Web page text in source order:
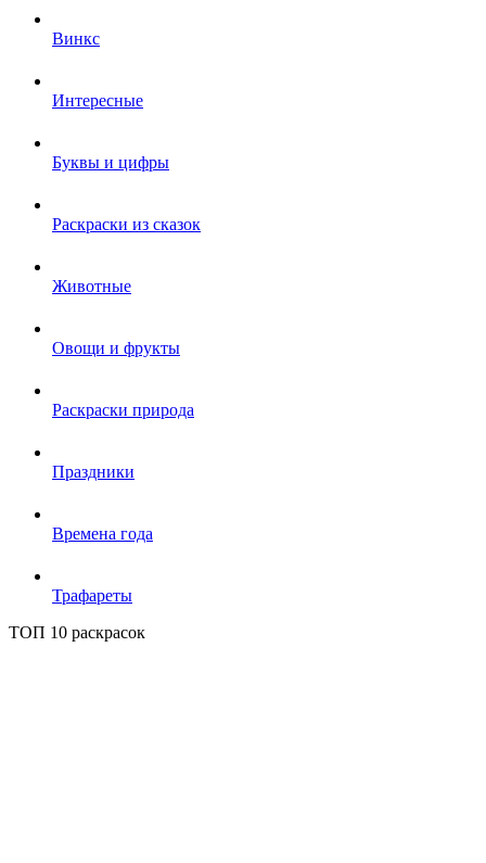
Винкс
Интересные
Буквы и цифры
Раскраски из сказок
Животные
Овощи и фрукты
Раскраски природа
Праздники
Времена года
Трафареты
ТОП 10 раскрасок